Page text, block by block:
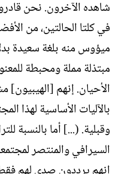
شاهده الآخرون. نحن
في كلتا الحالتين، من
ميؤوس منه بلغة سعيدة
مبتذلة مملة ومحبطة
الأحيان. إنهم
بالآليات الأساسية لهذا
وقبلية. (...] أما بالنسبة
السيرافي والمنتصر